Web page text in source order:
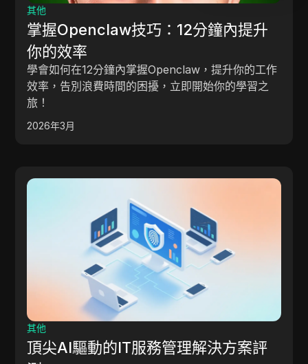
其他
掌握Openclaw技巧：12分鐘內提升
你的效率
學會如何在12分鐘內掌握Openclaw，提升你的工作
效率，告別浪費時間的困擾，立即開始你的學習之
旅！
2026年3月
其他
頂尖AI驅動的IT服務管理解決方案評